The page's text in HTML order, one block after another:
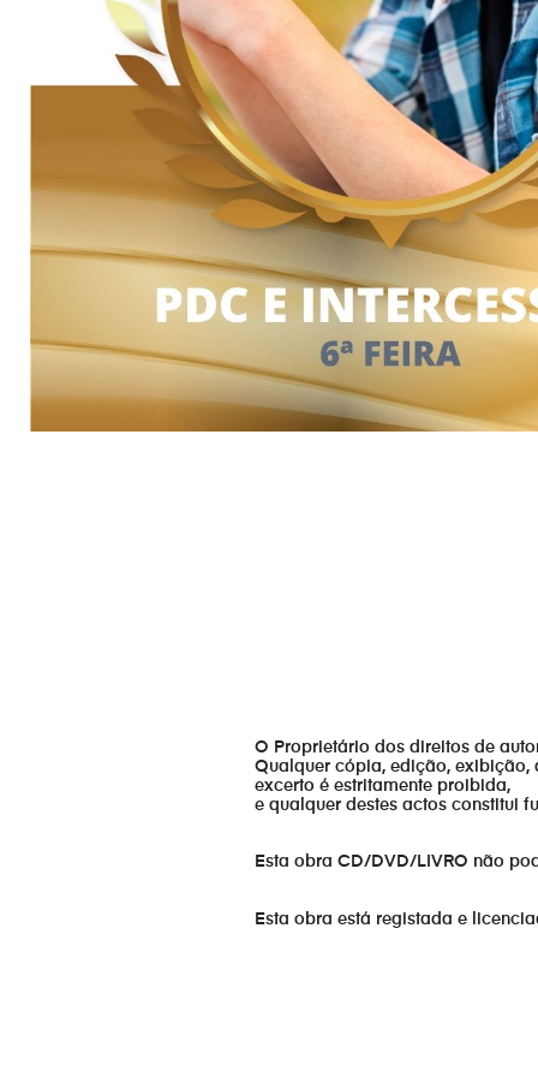
O Proprietário dos direitos de
Qualquer cópia, edição, exibição,
excerto é estritamente proibida,
e qualquer destes actos constitui
Esta obra CD/DVD/LIVRO não
Esta obra está registada e